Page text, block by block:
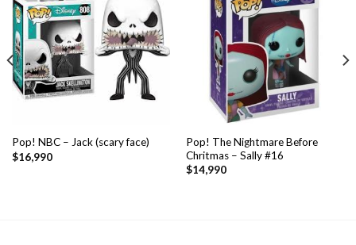
Pop! NBC – Jack (scary face)
$16,990
Pop! The Nightmare Before
Chritmas – Sally #16
$14,990